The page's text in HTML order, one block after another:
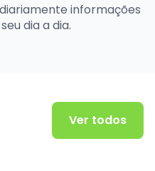
informações
dia a dia.
Ver todos